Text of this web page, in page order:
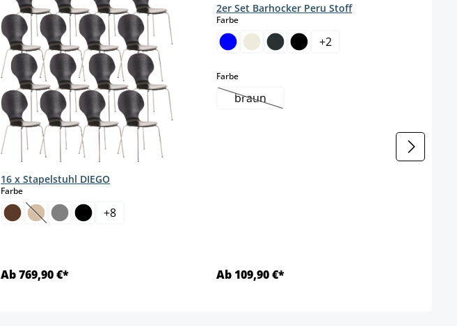
16 x Stapelstuhl DIEGO
Farbeauswählen
(Diese Option ist zurzeit nicht verfügbar.)
+8
Ab 769,90 €*
2er Set Barhocker Peru Stoff
Farbeauswählen
+2
Farbeauswählen
braun(Diese Option ist zurzeit nicht verfügbar.)
Ab 109,90 €*